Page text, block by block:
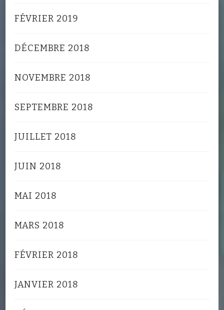
FÉVRIER 2019
DÉCEMBRE 2018
NOVEMBRE 2018
SEPTEMBRE 2018
JUILLET 2018
JUIN 2018
MAI 2018
MARS 2018
FÉVRIER 2018
JANVIER 2018